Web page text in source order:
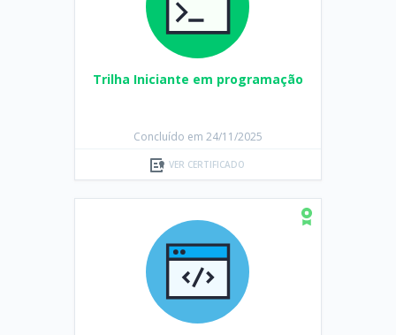
Trilha Iniciante em programação
Concluído em 24/11/2025
VER CERTIFICADO